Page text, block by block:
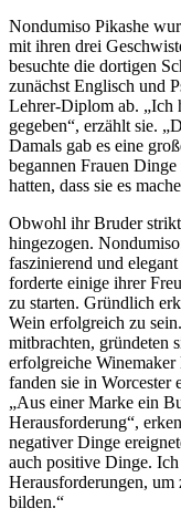
Nondumiso Pikashe
mit ihren drei
besuchte die dortigen
zunächst Englisch und
Lehrer-Diplom ab. „Ich
gegeben“, erzählt sie.
Damals gab es eine
begannen Frauen
hatten, dass sie es
Obwohl ihr Bruder
hingezogen.
faszinierend und
forderte einige ihrer
zu starten. Gründlich
Wein erfolgreich zu
mitbrachten, gründeten
erfolgreiche
fanden sie in Worcester
„Aus einer Marke ein
Herausforderung“,
negativer Dinge
auch positive Dinge.
Herausforderungen, um
bilden.“